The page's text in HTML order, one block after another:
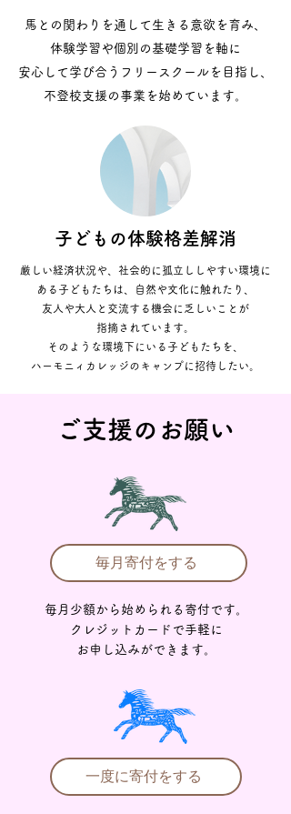
馬との関わりを通して生きる意欲を育み、
体験学習や個別の基礎学習を軸に
安心して学び合うフリースクールを目指し、
​不登校支援の事業を始めています。
子どもの体験格差解消
厳しい経済状況や、社会的に孤立ししやすい環境に
ある子どもたちは、
自然や文化に触れたり、
友人や大人と交流する機会に乏しいことが
指摘されています。
そのような環境下にいる子どもたちを、
ハーモニィカレッジのキャンプに招待したい。
ご支援のお願い
毎月寄付をする
毎月少額から始められる寄付です。
クレジットカードで手軽に
お申し込みができます。
一度に寄付をする